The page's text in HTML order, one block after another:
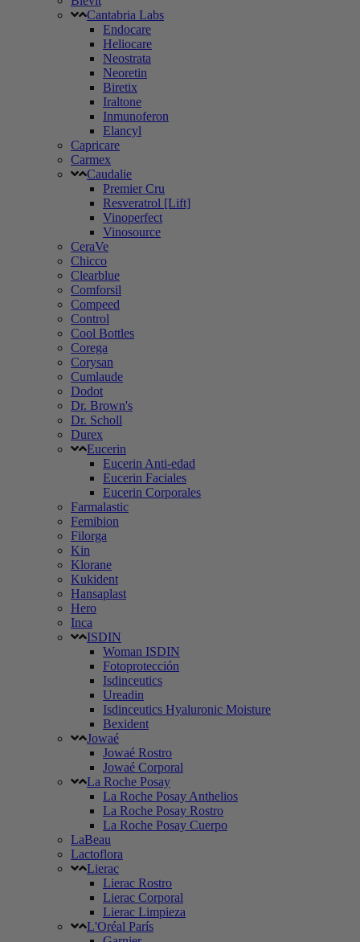
Cantabria Labs
Endocare
Heliocare
Neostrata
Neoretin
Biretix
Iraltone
Inmunoferon
Elancyl
Capricare
Carmex
Caudalie
Premier Cru
Resveratrol [Lift]
Vinoperfect
Vinosource
CeraVe
Chicco
Clearblue
Comforsil
Compeed
Control
Cool Bottles
Corega
Corysan
Cumlaude
Dodot
Dr. Brown's
Dr. Scholl
Durex
Eucerin
Eucerin Anti-edad
Eucerin Faciales
Eucerin Corporales
Farmalastic
Femibion
Filorga
Kin
Klorane
Kukident
Hansaplast
Hero
Inca
ISDIN
Woman ISDIN
Fotoprotección
Isdinceutics
Ureadin
Isdinceutics Hyaluronic Moisture
Bexident
Jowaé
Jowaé Rostro
Jowaé Corporal
La Roche Posay
La Roche Posay Anthelios
La Roche Posay Rostro
La Roche Posay Cuerpo
LaBeau
Lactoflora
Lierac
Lierac Rostro
Lierac Corporal
Lierac Limpieza
L'Oréal París